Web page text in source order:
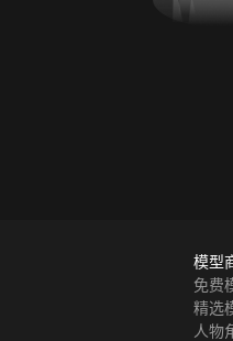
模型
免费
精选
人物